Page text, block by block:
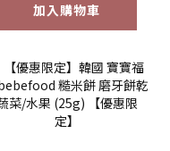
加入購物車